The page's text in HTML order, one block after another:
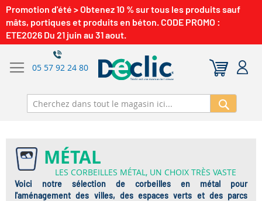
Promotion d'été > Obtenez 10 % sur tous les produits sauf
mâts, portiques et produits en béton. CODE PROMO :
ETE2026 Du 21 juin au 31 aout.
05 57 92 24 80
MÉTAL
LES CORBEILLES MÉTAL, UN CHOIX TRÈS VASTE
Voici notre sélection de corbeilles en métal pour
l'aménagement des villes, des espaces verts et des parcs